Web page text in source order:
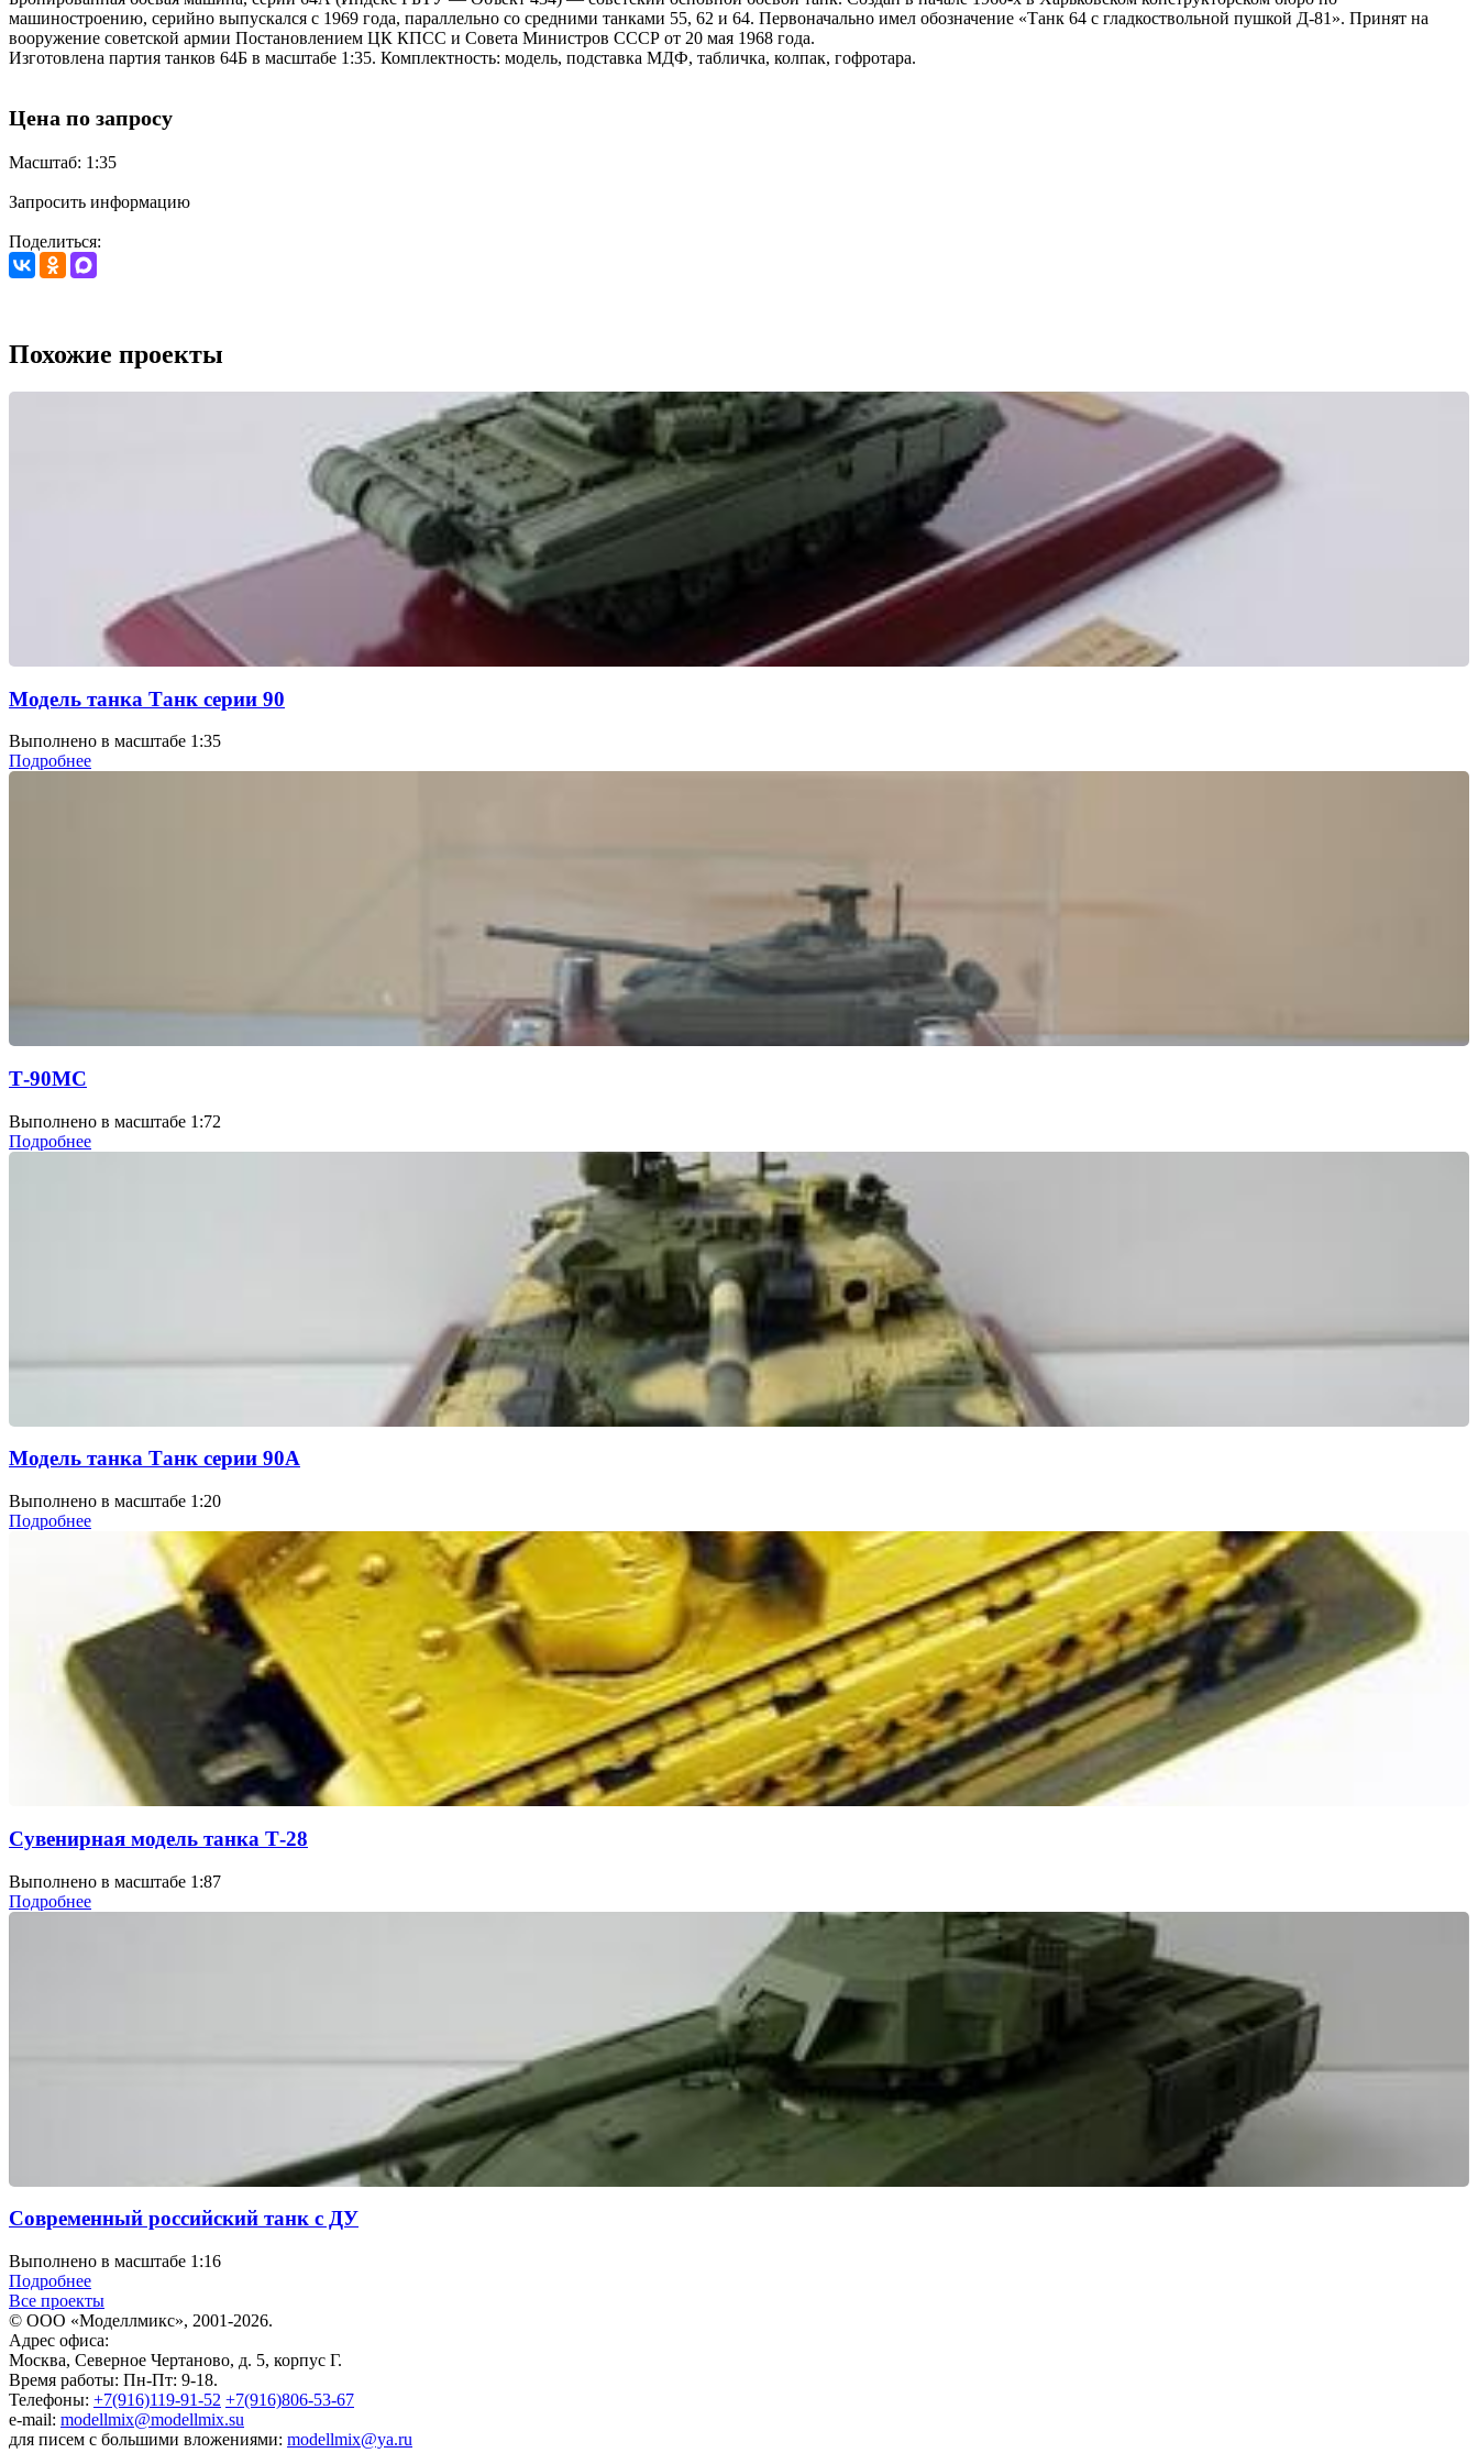
машиностроению, серийно выпускался с 1969 года, параллельно со средними танками 55, 62 и 64. Первоначально имел обозначение «Танк 64 с гладкоствольной пушкой Д-81». Принят на
вооружение советской армии Постановлением ЦК КПСС и Совета Министров СССР от 20 мая 1968 года.
Изготовлена партия танков 64Б в масштабе 1:35. Комплектность: модель, подставка МДФ, табличка, колпак, гофротара.
Цена по запросу
Масштаб: 1:35
Запросить информацию
Поделиться:
Похожие проекты
Модель танка Танк серии 90
Выполнено в масштабе 1:35
Подробнее
Т-90МС
Выполнено в масштабе 1:72
Подробнее
Модель танка Танк серии 90А
Выполнено в масштабе 1:20
Подробнее
Сувенирная модель танка Т-28
Выполнено в масштабе 1:87
Подробнее
Современный российский танк с ДУ
Выполнено в масштабе 1:16
Подробнее
Все проекты
© ООО «Моделлмикс», 2001-2026.
Адрес офиса:
Москва, Северное Чертаново, д. 5, корпус Г.
Время работы: Пн-Пт: 9-18.
Телефоны: +7(916)119-91-52 +7(916)806-53-67
e-mail: modellmix@modellmix.su
для писем с большими вложениями: modellmix@ya.ru